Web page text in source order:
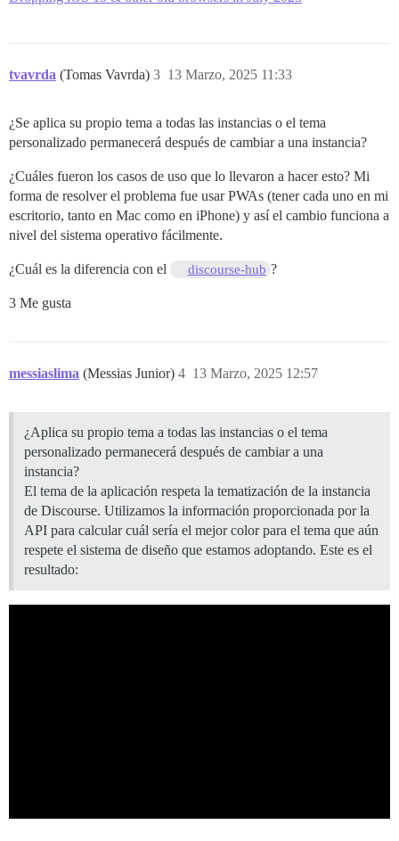
tvavrda (Tomas Vavrda) 13 Marzo, 2025 11:33
3
¿Se aplica su propio tema a todas las instancias o el tema
personalizado permanecerá después de cambiar a una instancia?
¿Cuáles fueron los casos de uso que lo llevaron a hacer esto? Mi
forma de resolver el problema fue usar PWAs (tener cada uno en mi
escritorio, tanto en Mac como en iPhone) y así el cambio funciona a
nivel del sistema operativo fácilmente.
¿Cuál es la diferencia con el discourse-hub ?
3 Me gusta
messiaslima (Messias Junior) 13 Marzo, 2025 12:57
4
¿Aplica su propio tema a todas las instancias o el tema
personalizado permanecerá después de cambiar a una
instancia?
El tema de la aplicación respeta la tematización de la instancia
de Discourse. Utilizamos la información proporcionada por la
API para calcular cuál sería el mejor color para el tema que aún
respete el sistema de diseño que estamos adoptando. Este es el
resultado: